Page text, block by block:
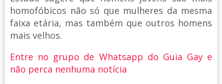
homofóbicos não só que mulheres da mesma
faixa etária, mas também que outros homens
mais velhos.
Entre no grupo de Whatsapp do Guia Gay e
não perca nenhuma notícia